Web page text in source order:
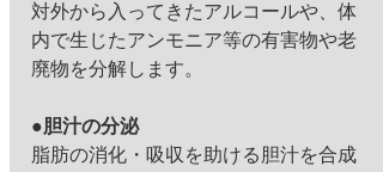
対外から入ってきたアルコールや、体
内で生じたアンモニア等の有害物や老
廃物を分解します。
●胆汁の分泌
脂肪の消化・吸収を助ける胆汁を合成